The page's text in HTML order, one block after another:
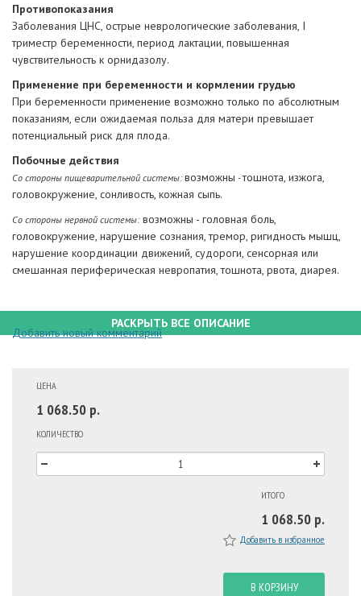
Противопоказания
Заболевания ЦНС, острые неврологические заболевания, I
триместр беременности, период лактации, повышенная
чувствительность к орнидазолу.
Применение при беременности и кормлении грудью
При беременности применение возможно только по абсолютным
показаниям, если ожидаемая польза для матери превышает
потенциальный риск для плода.
Побочные действия
Со стороны пищеварительной системы:возможны -тошнота, изжога,
головокружение, сонливость, кожная сыпь.
Со стороны нервной системы:возможны - головная боль,
головокружение, нарушение сознания, тремор, ригидность мышц,
нарушение координации движений, судороги, сенсорная или
смешанная периферическая невропатия, тошнота, рвота, диарея.
РАСКРЫТЬ ВСЕ ОПИСАНИЕ
Добавить новый комментарий
ЦЕНА
1 068.50 р.
КОЛИЧЕСТВО
ИТОГО
1 068.50 р.
Добавить в избранное
В КОРЗИНУ